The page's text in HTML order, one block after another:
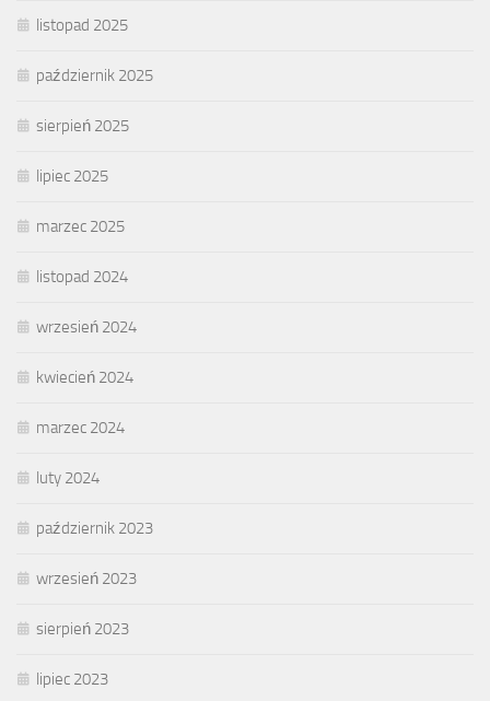
listopad 2025
październik 2025
sierpień 2025
lipiec 2025
marzec 2025
listopad 2024
wrzesień 2024
kwiecień 2024
marzec 2024
luty 2024
październik 2023
wrzesień 2023
sierpień 2023
lipiec 2023